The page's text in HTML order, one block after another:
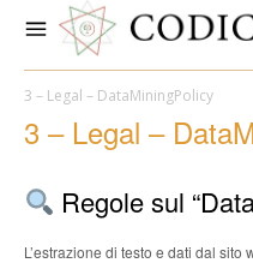
3 – Legal – DataMiningPolicy
3 – Legal –
Regole sul
L’estrazione di testo e dati dal